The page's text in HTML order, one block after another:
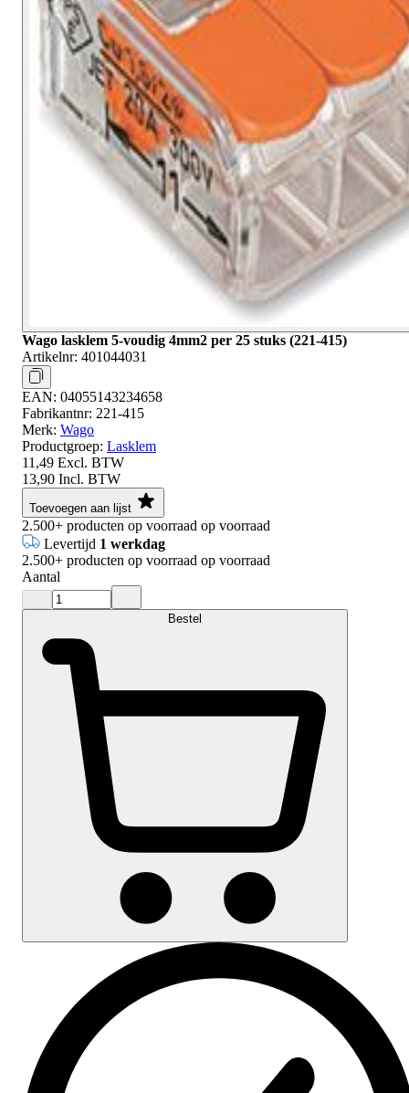
Wago lasklem 5-voudig 4mm2 per 25 stuks (221-415)
Artikelnr: 401044031
EAN: 04055143234658
Fabrikantnr: 221-415
Merk: Wago
Productgroep: Lasklem
11,49 Excl. BTW
13,90 Incl. BTW
Toevoegen aan lijst
2.500+ producten op voorraad op voorraad
Levertijd 1 werkdag
2.500+ producten op voorraad op voorraad
Aantal
Bestel